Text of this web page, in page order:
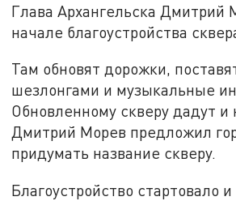
Глава Архангельска Дмитрий
начале благоустройства
Там обновят дорожки,
шезлонгами и музыкальные
Обновленному скверу дадут и
Дмитрий Морев предложил
придумать название скверу.
Благоустройство стартовало